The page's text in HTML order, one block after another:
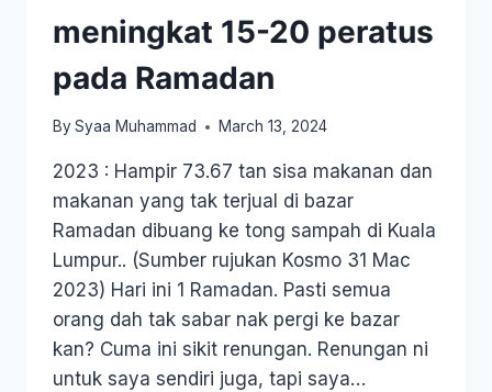
meningkat 15-20 peratus
pada Ramadan
By Syaa Muhammad March 13, 2024
2023 : Hampir 73.67 tan sisa makanan dan
makanan yang tak terjual di bazar
Ramadan dibuang ke tong sampah di Kuala
Lumpur.. (Sumber rujukan Kosmo 31 Mac
2023) Hari ini 1 Ramadan. Pasti semua
orang dah tak sabar nak pergi ke bazar
kan? Cuma ini sikit renungan. Renungan ni
untuk saya sendiri juga, tapi saya…